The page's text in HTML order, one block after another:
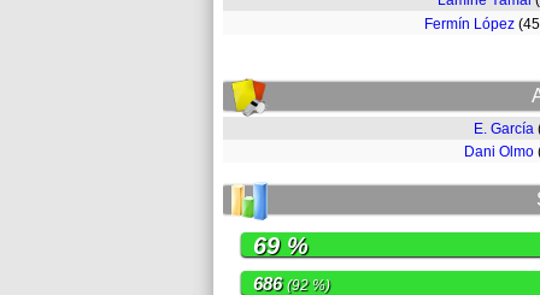
Fermín López
E. García
Dani Olmo
69 %
686(92 %)